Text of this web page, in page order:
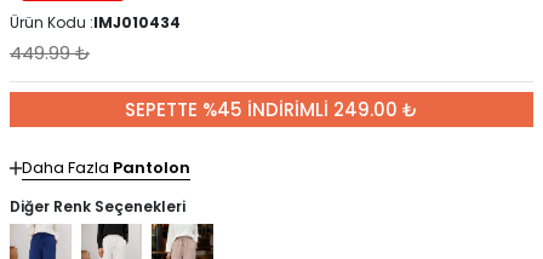
Ürün Kodu :IMJ010434
449.99₺
SEPETTE %45 İNDİRİMLİ 249.00 ₺
Daha Fazla Pantolon
Diğer Renk Seçenekleri